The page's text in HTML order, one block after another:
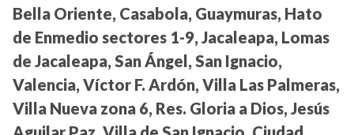
Bella Oriente, Casabola, Guaymuras, Hato
de Enmedio sectores 1-9, Jacaleapa, Lomas
de Jacaleapa, San Ángel, San Ignacio,
Valencia, Víctor F. Ardón, Villa Las Palmeras,
Villa Nueva zona 6, Res. Gloria a Dios, Jesús